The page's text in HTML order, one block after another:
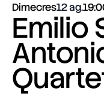
Dimecres12 ag.
Emilio